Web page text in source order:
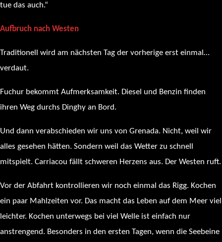
tue das auch.“
Aufbruch nach Westen
Traditionell wird am nächsten Tag der vorherige erst einmal…
verdaut.
Fuchur bekommt Aufmerksamkeit. Diesel und Benzin finden
ihren Weg durchs Dinghy an Bord.
Und dann verabschieden wir uns von Grenada. Nicht, weil wir
alles gesehen hätten. Sondern weil das Wetter zu schnell
mitspielt. Carriacou fällt schweren Herzens aus. Der Westen ruft.
Vor der Abfahrt kontrollieren wir noch einmal das Rigg. Kochen
ein paar Mahlzeiten vor. Das macht das Leben auf dem Meer viel
leichter. Kochen unterwegs bei viel Welle ist einfach nur
anstrengend. Besonders in den ersten Tagen, wenn die Seebeine